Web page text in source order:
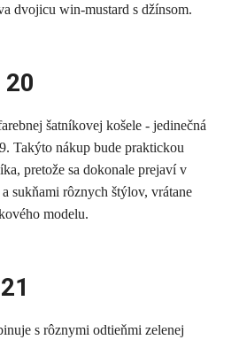
dvojicu win-mustard s džínsom.
šatníkovej košele - jedinečná
Takýto nákup bude praktickou
pretože sa dokonale prejaví v
sukňami rôznych štýlov, vrátane
modelu.
s rôznymi odtieňmi zelenej